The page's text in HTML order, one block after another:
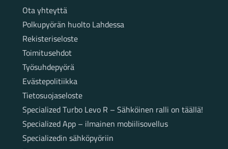
SivutOta yhteyttä
Polkupyörän huolto Lahdessa
Rekisteriseloste
Toimitusehdot
Työsuhdepyörä
Evästepolitiikka
Tietosuojaseloste
Specialized Turbo Levo R – Sähköinen ralli on täällä!
Specialized App – ilmainen mobiilisovellus
Specializedin sähköpyöriin